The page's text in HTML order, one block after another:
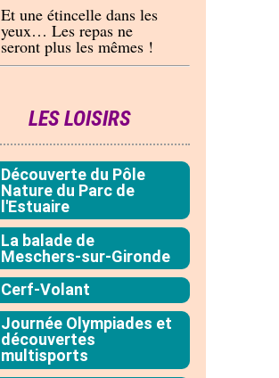
Et une étincelle dans les
yeux… Les repas ne
seront plus les mêmes !
LES LOISIRS
Découverte du Pôle
Nature du Parc de
l'Estuaire
La balade de
Meschers-sur-Gironde
Cerf-Volant
Journée Olympiades et
découvertes
multisports